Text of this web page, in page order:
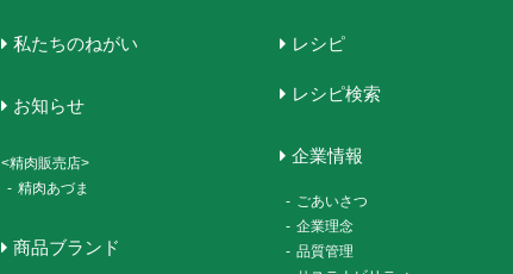
私たちのねがい
お知らせ
<精肉販売店>
- 精肉あづま
商品ブランド
レシピ
レシピ検索
企業情報
- ごあいさつ
- 企業理念
- 品質管理